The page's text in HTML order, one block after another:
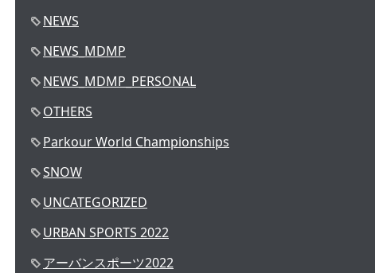
NEWS
NEWS_MDMP
NEWS_MDMP_PERSONAL
OTHERS
Parkour World Championships
SNOW
UNCATEGORIZED
URBAN SPORTS 2022
アーバンスポーツ2022